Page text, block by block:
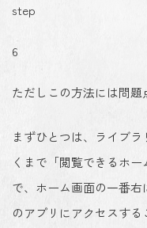
step
6
ただしこの方法には問題
まずひとつは、ライブ
くまで「閲覧できるホ
で、ホーム画面の一番
のアプリにアクセスする